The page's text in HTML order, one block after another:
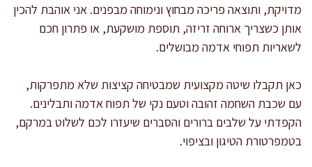
מדויקת, ותוצאה פריכה מבחוץ ונימוחה מבפנים. אני אוהבת להכין
אותן כשצריך ארוחה זריזה, תוספת מושקעת, או פתרון חכם
לשאריות תפוחי אדמה מבושלים.
כאן תקבלו שיטה מקצועית שמבטיחה קציצות שלא מתפרקות,
עם שכבת השחמה זהובה וטעם נקי של תפוח אדמה ותבלינים.
הקפדתי על שלבים ברורים והסברים שיעזרו לכם לשלוט במרקם,
בטמפרטורת הטיגון ובציפוי.